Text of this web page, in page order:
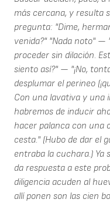
más cercana, y resulta
pregunta: "Dime,
venida?" "Nada noto" —
proceder sin dilación.
siento así?" — "¡No,
desplumar el perineo
Con una lavativa y una
habremos de inducir
hacer palanca con una
cesta." (Hubo de dar el
entraba la cuchara.) Ya
da respuesta a este
diligencia acuden al
allí ponen son las cien